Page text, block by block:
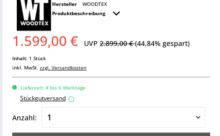
Hersteller
WOODTEX
Produktbeschreibung
1.599,00 € UVP 2.899,00 €(44,84% gespart)
Inhalt: 1 Stück
inkl. MwSt. zzgl. Versandkosten
Lieferzeit: 4 bis 6 Werktage
Stückgutversand i
Anzahl: